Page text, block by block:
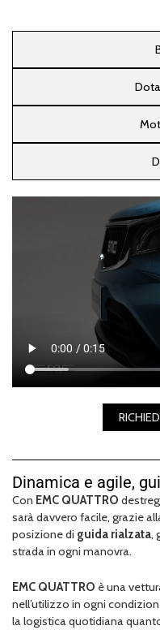
Dinamica e agile,
Con EMC QUATTRO
sarà davvero facile, grazie
posizione di guida rialzata,
strada in ogni manovra.
EMC QUATTRO è una
nell’utilizzo in ogni
la logistica quotidiana